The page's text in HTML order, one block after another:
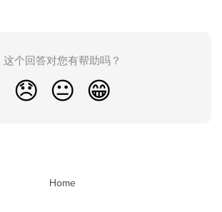
这个回答对您有帮助吗？
😞 😐 😁
Home